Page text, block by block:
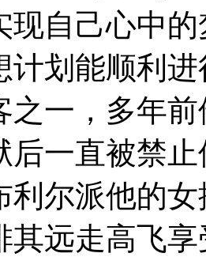
现自己心中
能顺利进行
之一，多年
后一直被禁
派他的女搭
其远走高飞